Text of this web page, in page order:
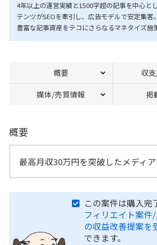
4年以上の運営実績と1500字超の記事を中心と
テンツがSEOを牽引し、広告モデルで安定集客。
豊富な記事資産をテコにさらなるマネタイズ施
概要 収
媒体/売買情報 掲
概要
最高月収30万円を突破したメディア
この案件は購入完
フィリエイト案件
の収益改善提案を
できます。